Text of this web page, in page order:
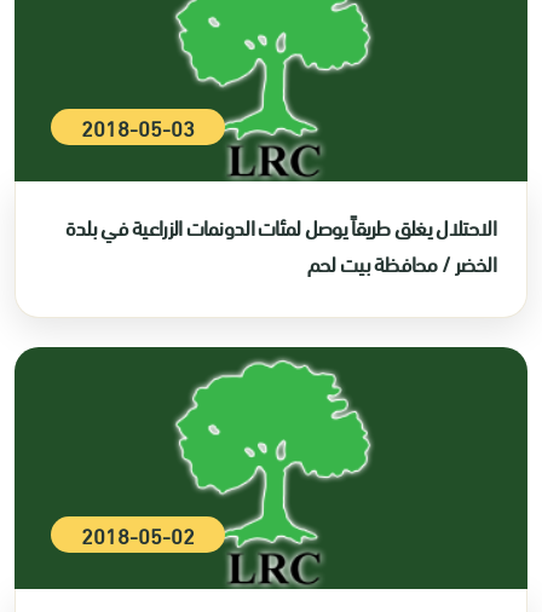
2018-05-03
الاحتلال يغلق طريقاً يوصل لمئات الدونمات الزراعية في بلدة
الخضر / محافظة بيت لحم
2018-05-02